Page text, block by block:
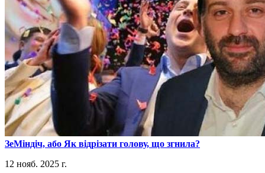
​ЗеМіндіч, або Як відрізати голову, що згнила?
12 нояб. 2025 г.